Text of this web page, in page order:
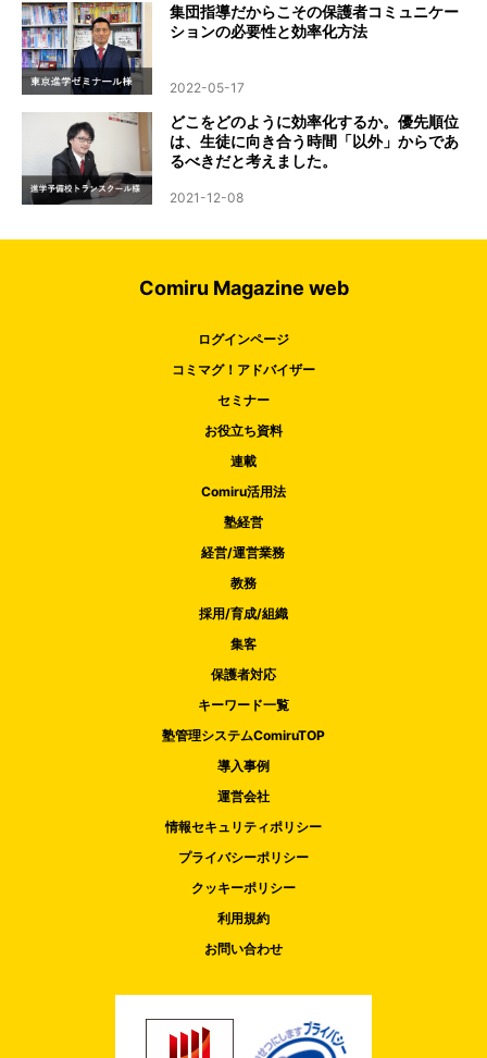
集団指導だからこその保護者コミュニケー
ションの必要性と効率化方法
2022-05-17
どこをどのように効率化するか。優先順位
は、生徒に向き合う時間「以外」からであ
るべきだと考えました。
2021-12-08
Comiru Magazine web
ログインページ
コミマグ！アドバイザー
セミナー
お役立ち資料
連載
Comiru活用法
塾経営
経営/運営業務
教務
採用/育成/組織
集客
保護者対応
キーワード一覧
塾管理システムComiruTOP
導入事例
運営会社
情報セキュリティポリシー
プライバシーポリシー
クッキーポリシー
利用規約
お問い合わせ